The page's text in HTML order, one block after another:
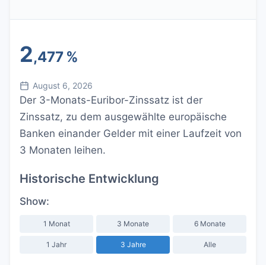
2,477 %
August 6, 2026
Der 3-Monats-Euribor-Zinssatz ist der
Zinssatz, zu dem ausgewählte europäische
Banken einander Gelder mit einer Laufzeit von
3 Monaten leihen.
Historische Entwicklung
Show:
1 Monat 3 Monate 6 Monate
1 Jahr 3 Jahre Alle